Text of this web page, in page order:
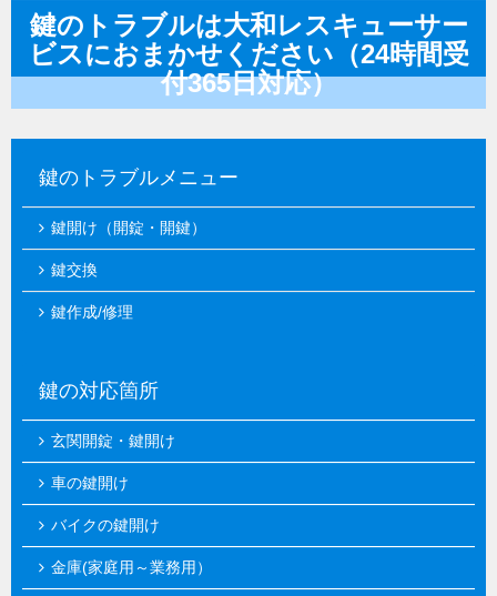
鍵のトラブルは大和レスキューサー
ビスにおまかせください（24時間受
付365日対応）
鍵のトラブルメニュー
鍵開け（開錠・開鍵）
鍵交換
鍵作成/修理
鍵の対応箇所
玄関開錠・鍵開け
車の鍵開け
バイクの鍵開け
金庫(家庭用～業務用）